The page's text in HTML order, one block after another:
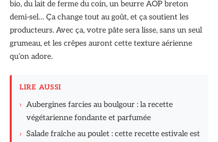
bio, du lait de ferme du coin, un beurre AOP breton
demi-sel… Ça change tout au goût, et ça soutient les
producteurs. Avec ça, votre pâte sera lisse, sans un seul
grumeau, et les crêpes auront cette texture aérienne
qu’on adore.
LIRE AUSSI
› Aubergines farcies au boulgour : la recette
végétarienne fondante et parfumée
› Salade fraîche au poulet : cette recette estivale est